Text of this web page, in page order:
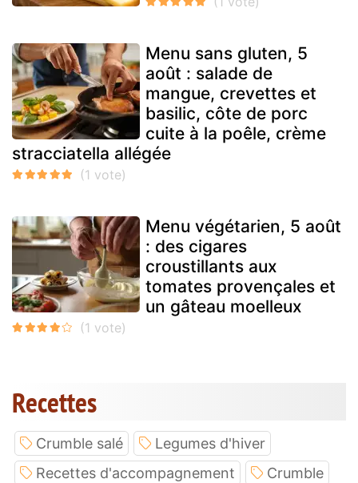
Menu sans gluten, 5
août : salade de
mangue, crevettes et
basilic, côte de porc
cuite à la poêle, crème
stracciatella allégée
Menu végétarien, 5 août
: des cigares
croustillants aux
tomates provençales et
un gâteau moelleux
Recettes
Crumble salé
Legumes d'hiver
Recettes d'accompagnement
Crumble